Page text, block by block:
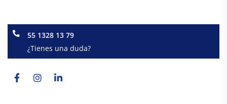
55 1328 13 79
¿Tienes una duda?
f